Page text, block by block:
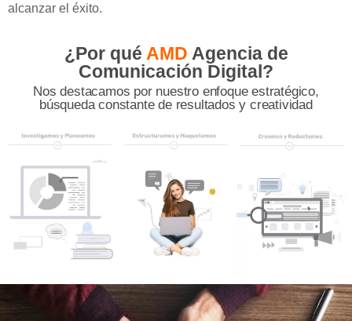
alcanzar el éxito.
¿Por qué AMD Agencia de
Comunicación Digital?
Nos destacamos por nuestro enfoque estratégico,
búsqueda constante de resultados y creatividad